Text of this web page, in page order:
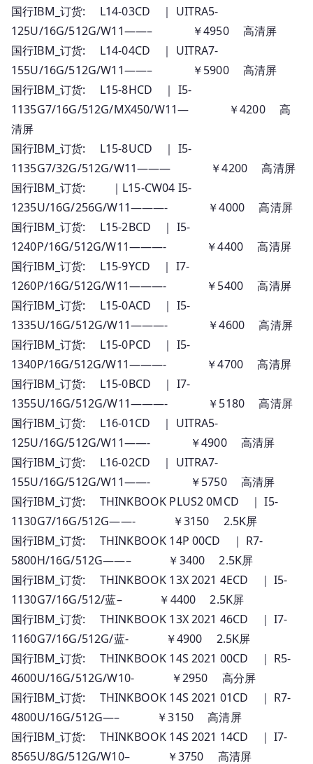
国行IBM_订货: L14-03CD ｜ UITRA5-
125U/16G/512G/W11——– ￥4950 高清屏
国行IBM_订货: L14-04CD ｜ UITRA7-
155U/16G/512G/W11——– ￥5900 高清屏
国行IBM_订货: L15-8HCD ｜ I5-
1135G7/16G/512G/MX450/W11— ￥4200 高
清屏
国行IBM_订货: L15-8UCD ｜ I5-
1135G7/32G/512G/W11——— ￥4200 高清屏
国行IBM_订货: ｜L15-CW04 I5-
1235U/16G/256G/W11———- ￥4000 高清屏
国行IBM_订货: L15-2BCD ｜ I5-
1240P/16G/512G/W11———- ￥4400 高清屏
国行IBM_订货: L15-9YCD ｜ I7-
1260P/16G/512G/W11———- ￥5400 高清屏
国行IBM_订货: L15-0ACD ｜ I5-
1335U/16G/512G/W11———- ￥4600 高清屏
国行IBM_订货: L15-0PCD ｜ I5-
1340P/16G/512G/W11———- ￥4700 高清屏
国行IBM_订货: L15-0BCD ｜ I7-
1355U/16G/512G/W11———- ￥5180 高清屏
国行IBM_订货: L16-01CD ｜ UITRA5-
125U/16G/512G/W11——- ￥4900 高清屏
国行IBM_订货: L16-02CD ｜ UITRA7-
155U/16G/512G/W11——- ￥5750 高清屏
国行IBM_订货: THINKBOOK PLUS2 0MCD ｜ I5-
1130G7/16G/512G——- ￥3150 2.5K屏
国行IBM_订货: THINKBOOK 14P 00CD ｜ R7-
5800H/16G/512G——– ￥3400 2.5K屏
国行IBM_订货: THINKBOOK 13X 2021 4ECD ｜ I5-
1130G7/16G/512/蓝– ￥4400 2.5K屏
国行IBM_订货: THINKBOOK 13X 2021 46CD ｜ I7-
1160G7/16G/512G/蓝- ￥4900 2.5K屏
国行IBM_订货: THINKBOOK 14S 2021 00CD ｜ R5-
4600U/16G/512G/W10- ￥2950 高分屏
国行IBM_订货: THINKBOOK 14S 2021 01CD ｜ R7-
4800U/16G/512G—– ￥3150 高清屏
国行IBM_订货: THINKBOOK 14S 2021 14CD ｜ I7-
8565U/8G/512G/W10– ￥3750 高清屏